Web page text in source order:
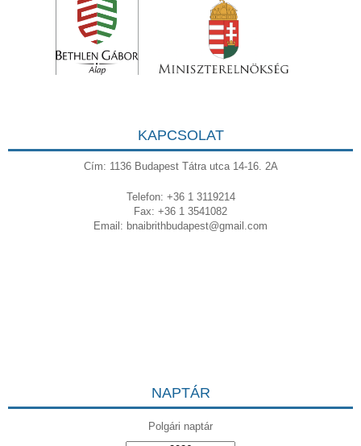
KAPCSOLAT
Cím: 1136 Budapest Tátra utca 14-16. 2A
Telefon: +36 1 3119214
Fax: +36 1 3541082
Email: bnaibrithbudapest@gmail.com
NAPTÁR
Polgári naptár